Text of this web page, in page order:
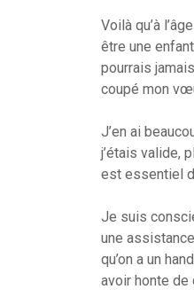
Voilà qu’à
être une
pourrais
coupé mon
J’en ai
j’étais valide,
est essentiel
Je suis
une
qu’on a un
avoir honte de